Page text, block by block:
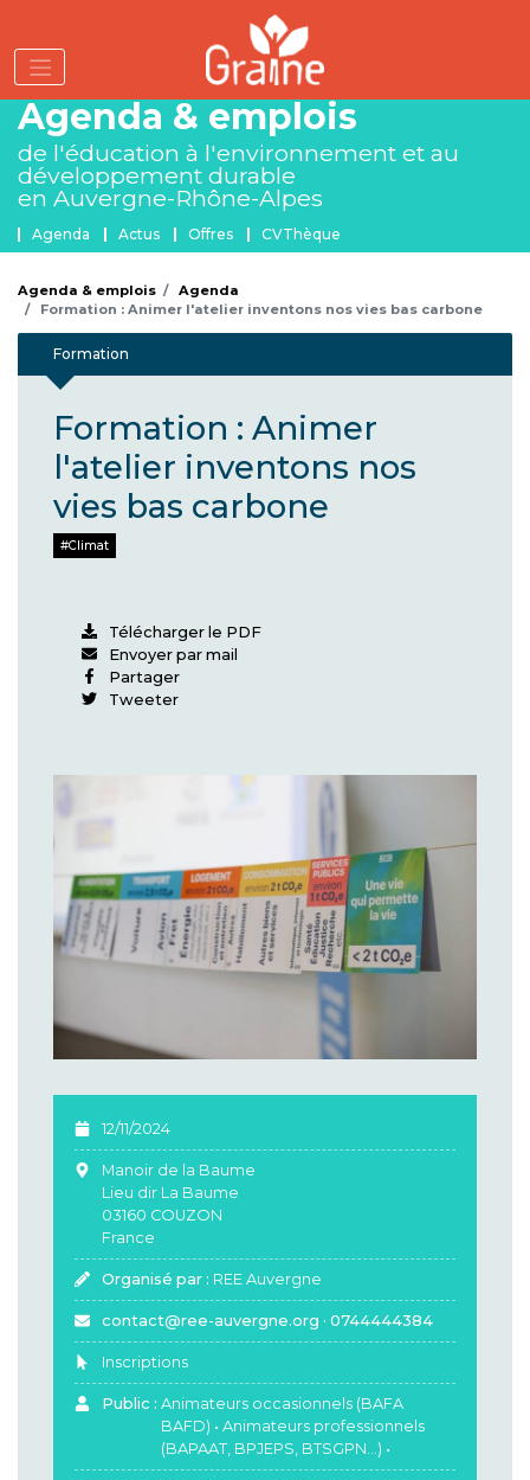
Aller
au
contenu
principal
Agenda & emplois
de l'éducation à l'environnement et au
développement durable
en Auvergne-Rhône-Alpes
Menu Agenda et emplois
Agenda Actus Offres CVThèque
Agenda & emplois
Agenda
Formation : Animer l'atelier inventons nos vies bas carbone
Formation
Formation : Animer
l'atelier inventons nos
vies bas carbone
Climat
Télécharger le PDF
Envoyer par mail
Partager
Tweeter
12/11/2024
Manoir de la Baume
Lieu dir La Baume
03160 COUZON
France
Organisé par : Organisateur
REE Auvergne
contact@ree-auvergne.org · 0744444384
Inscriptions
Public : Animateurs occasionnels (BAFA
BAFD) • Animateurs professionnels
(BAPAAT, BPJEPS, BTSGPN…) •